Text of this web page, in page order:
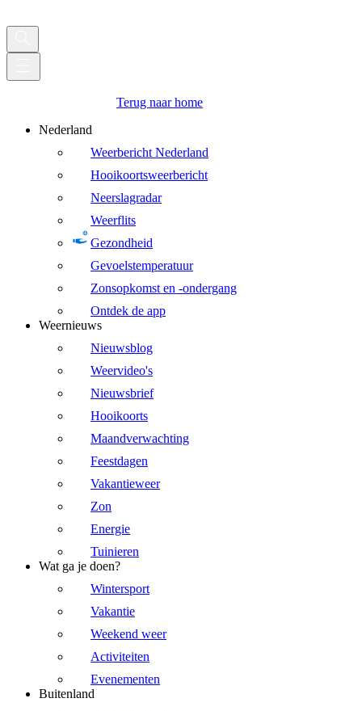
Terug naar home
Nederland
Weerbericht Nederland
Hooikoortsweerbericht
Neerslagradar
Weerflits
Gezondheid
Gevoelstemperatuur
Zonsopkomst en -ondergang
Ontdek de app
Weernieuws
Nieuwsblog
Weervideo's
Nieuwsbrief
Hooikoorts
Maandverwachting
Feestdagen
Vakantieweer
Zon
Energie
Tuinieren
Wat ga je doen?
Wintersport
Vakantie
Weekend weer
Activiteiten
Evenementen
Buitenland